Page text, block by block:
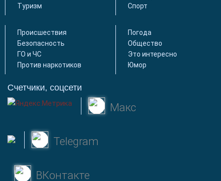
Туризм
Спорт
Происшествия
Безопасность
ГО и ЧС
Против наркотиков
Погода
Общество
Это интересно
Юмор
Счетчики, соцсети
Макс
Telegram
ВКонтакте